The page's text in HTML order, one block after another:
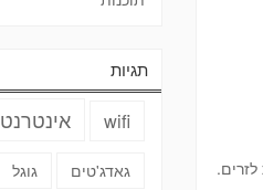
תגיות
wifi אינטרנט
גאדג'טים גוגל